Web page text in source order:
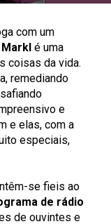
com um
é uma
coisas da vida.
remediando
e
e elas, com a
especiais,
se fieis ao
de rádio
de ouvintes e